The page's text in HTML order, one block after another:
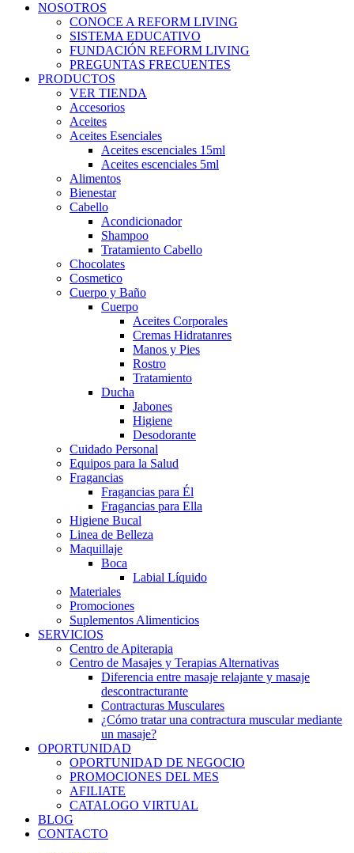
NOSOTROS
CONOCE A REFORM LIVING
SISTEMA EDUCATIVO
FUNDACIÓN REFORM LIVING
PREGUNTAS FRECUENTES
PRODUCTOS
VER TIENDA
Accesorios
Aceites
Aceites Esenciales
Aceites escenciales 15ml
Aceites escenciales 5ml
Alimentos
Bienestar
Cabello
Acondicionador
Shampoo
Tratamiento Cabello
Chocolates
Cosmetico
Cuerpo y Baño
Cuerpo
Aceites Corporales
Cremas Hidratanres
Manos y Pies
Rostro
Tratamiento
Ducha
Jabones
Higiene
Desodorante
Cuidado Personal
Equipos para la Salud
Fragancias
Fragancias para Él
Fragancias para Ella
Higiene Bucal
Linea de Belleza
Maquillaje
Boca
Labial Líquido
Materiales
Promociones
Suplementos Alimenticios
SERVICIOS
Centro de Apiterapia
Centro de Masajes y Terapias Alternativas
Diferencia entre masaje relajante y masaje
descontracturante
Contracturas Musculares
¿Cómo tratar una contractura muscular mediante
un masaje?
OPORTUNIDAD
OPORTUNIDAD DE NEGOCIO
PROMOCIONES DEL MES
AFILIATE
CATALOGO VIRTUAL
BLOG
CONTACTO